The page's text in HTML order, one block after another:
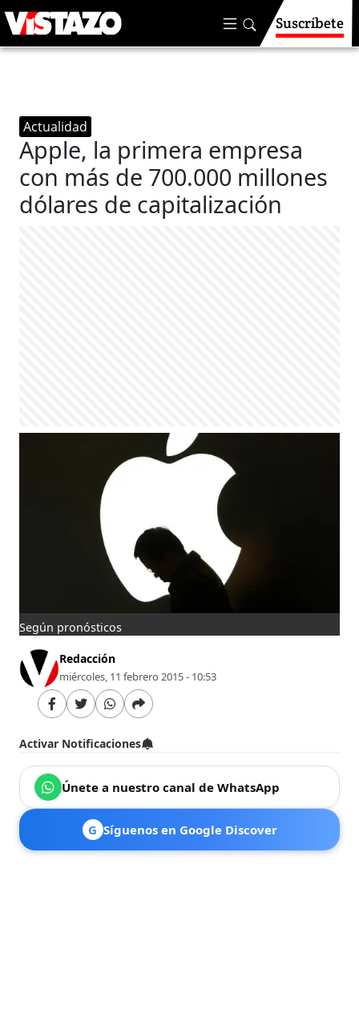
Suscríbete
Actualidad
Apple, la primera empresa
con más de 700.000 millones
dólares de capitalización
Según pronósticos
Redacción
miércoles, 11 febrero 2015 - 10:53
Activar Notificaciones
Únete a nuestro canal de WhatsApp
G Síguenos en Google Discover